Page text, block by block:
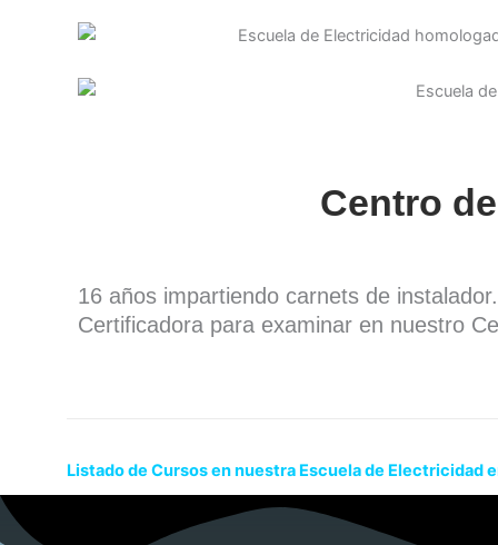
Centro
16 años impartiendo carnets de
Certificadora para examinar en nuestro
Listado de Cursos en nuestra Escuela de Electricidad